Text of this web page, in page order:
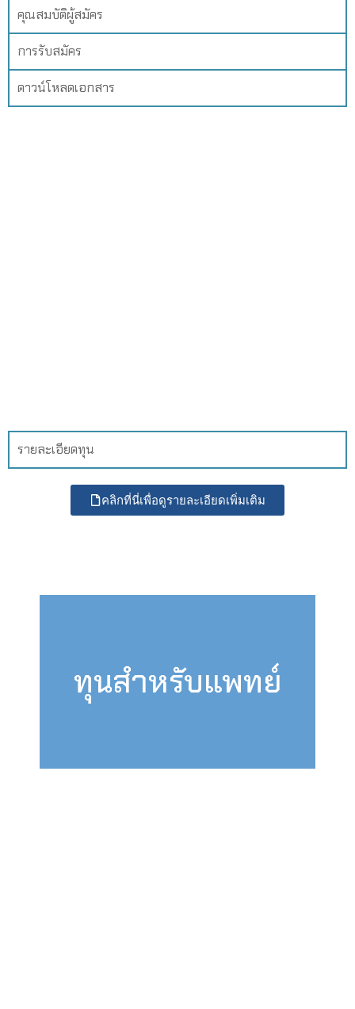
คุณสมบัติผู้สมัคร
การรับสมัคร
ดาวน์โหลดเอกสาร
รายละเอียดทุน
คลิกที่นี่เพื่อดูรายละเอียดเพิ่มเติม
ทุนสำหรับแพทย์